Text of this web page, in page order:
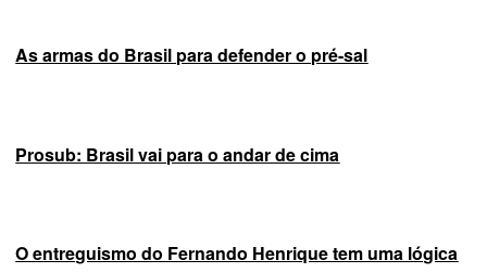
As armas do Brasil para defender o pré-sal
Prosub: Brasil vai para o andar de cima
O entreguismo do Fernando Henrique tem uma lógica​